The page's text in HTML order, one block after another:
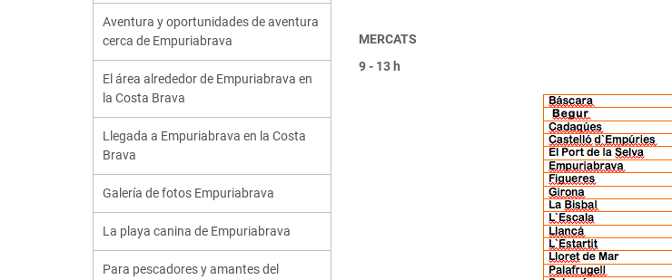
Aventura y oportunidades de aventura
cerca de Empuriabrava
El área alrededor de Empuriabrava en
la Costa Brava
Llegada a Empuriabrava en la Costa
Brava
Galería de fotos Empuriabrava
La playa canina de Empuriabrava
Para pescadores y amantes del
MERCATS
9 - 13 h